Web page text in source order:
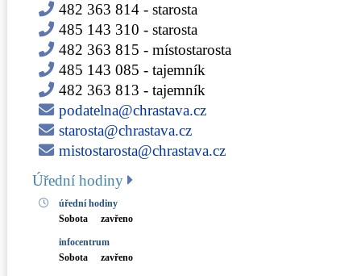
482 363 814 - starosta
485 143 310 - starosta
482 363 815 - místostarosta
485 143 085 - tajemník
482 363 813 - tajemník
podatelna@chrastava.cz
starosta@chrastava.cz
mistostarosta@chrastava.cz
Úřední hodiny
úřední hodiny
Sobota
zavřeno
infocentrum
Sobota
zavřeno